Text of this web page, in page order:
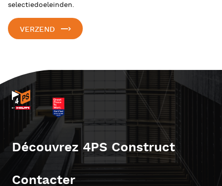
selectiedoeleinden.
VERZEND
Découvrez 4PS Construct
Contacter